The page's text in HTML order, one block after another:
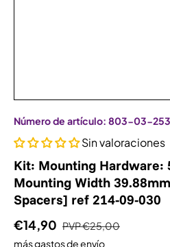
Número de artículo: 803-03-253
Sin valoraciones
Kit: Mounting Hardware:
Mounting Width
Spacers] ref 214-09-030
€14,90 PVP€25,00
másgastos de envío